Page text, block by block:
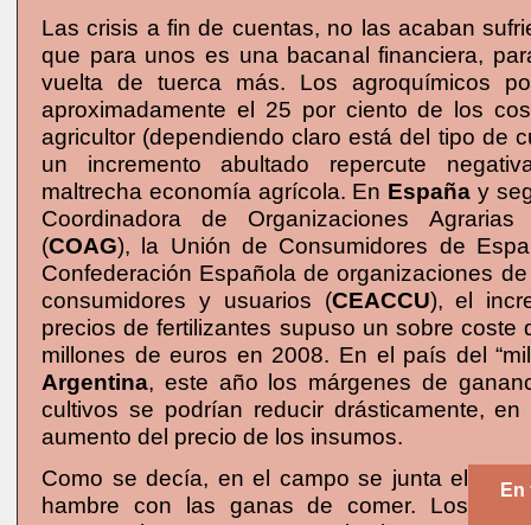
Las crisis a fin de cuentas, no las acaban
que para unos es una bacanal financiera,
vuelta de tuerca más. Los agroquímicos
aproximadamente el 25 por ciento de los
agricultor (dependiendo claro está del tipo de
un incremento abultado repercute
maltrecha economía agrícola. En España y
Coordinadora de Organizaciones
(COAG), la Unión de Consumidores de
Confederación Española de organizaciones
consumidores y usuarios (CEACCU), el
precios de fertilizantes supuso un sobre coste
millones de euros en 2008. En el país del
Argentina, este año los márgenes de
cultivos se podrían reducir drásticamente,
aumento del precio de los insumos.
En
Como se decía, en el campo se junta el
hambre con las ganas de comer. Los